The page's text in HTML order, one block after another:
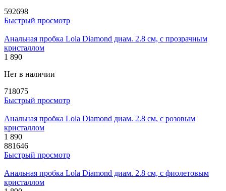
592698
Быстрый просмотр
Анальная пробка Lola Diamond диам. 2.8 см, с прозрачным
кристаллом
1 890
Нет в наличии
718075
Быстрый просмотр
Анальная пробка Lola Diamond диам. 2.8 см, с розовым
кристаллом
1 890
881646
Быстрый просмотр
Анальная пробка Lola Diamond диам. 2.8 см, с фиолетовым
кристаллом